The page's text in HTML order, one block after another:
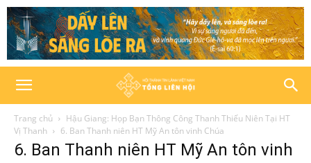
Trang chủ
Hậu Giang: Họp Bạn Thông Công Thanh Thiếu Niên Tại HT
Vị Thanh
6. Ban Thanh niên HT Mỹ An tôn vinh Chúa
6. Ban Thanh niên HT Mỹ An tôn vinh